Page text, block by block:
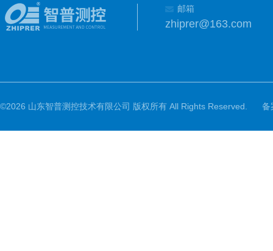
邮箱
zhiprer@163.com
©2026 山东智普测控技术有限公司 版权所有 All Rights Reserved. 备